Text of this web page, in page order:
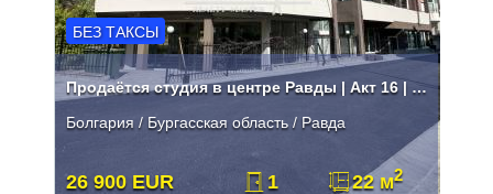
БЕЗ ТАКСЫ
Продаётся студия в центре Равды | Акт 16 | Без таксы
Болгария / Бургасская область / Равда
26 900 EUR 1 22 м2